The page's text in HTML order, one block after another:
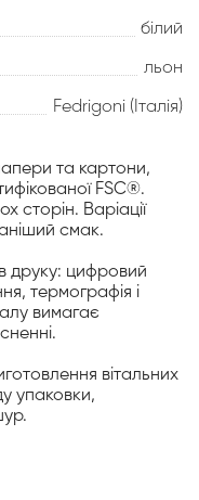
білий
льон
Fedrigoni (Італія)
та картони,
FSC®.
сторін. Варіації
смак.
друку: цифровий
термографія і
вимагає
вітальних
упаковки,